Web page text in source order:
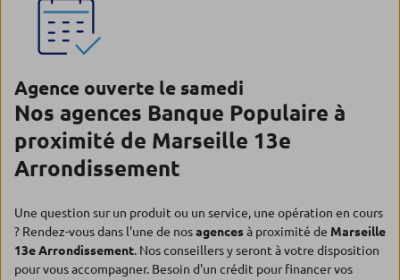
Agence ouverte le samedi
Nos agences Banque Populaire à
proximité de Marseille 13e
Arrondissement
Une question sur un produit ou un service, une opération en cours
? Rendez-vous dans l'une de nosagencesà proximité de Marseille
13e Arrondissement. Nos conseillers y seront à votre disposition
pour vous accompagner. Besoin d'un crédit pour financer vos